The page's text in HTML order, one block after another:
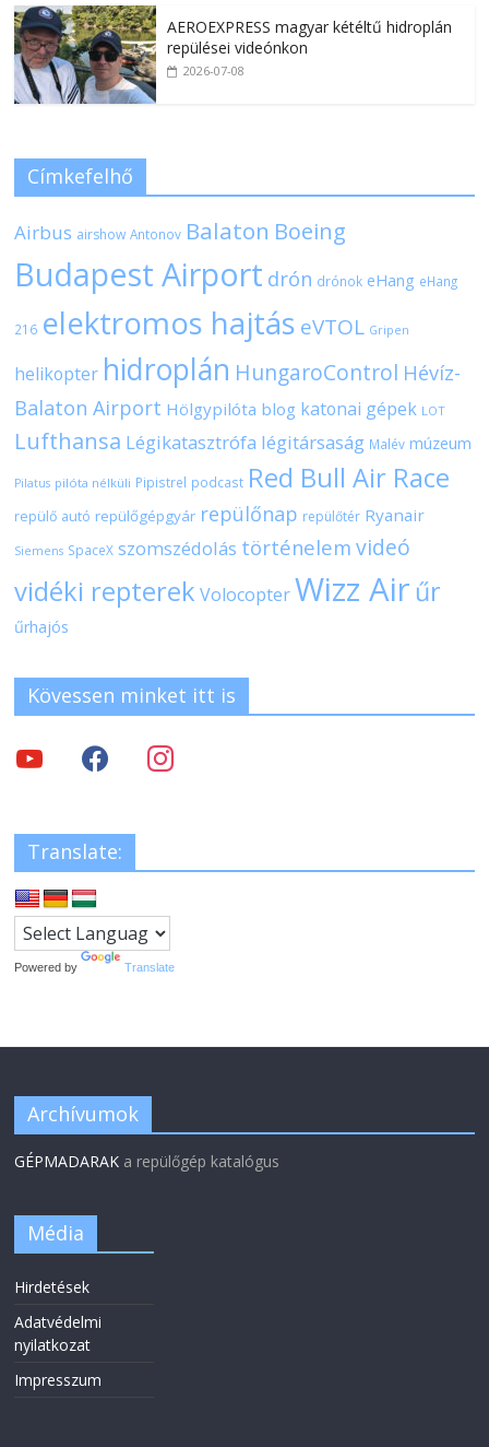
AEROEXPRESS magyar kétéltű hidroplán
repülései videónkon
2026-07-08
Címkefelhő
Airbus airshow Antonov Balaton Boeing
Budapest Airport drón drónok eHang eHang
216 elektromos hajtás eVTOL Gripen
helikopter hidroplán HungaroControl Hévíz-
Balaton Airport Hölgypilóta blog katonai gépek LOT
Lufthansa Légikatasztrófa légitársaság Malév múzeum
Pilatus pilóta nélküli Pipistrel podcast Red Bull Air Race
repülő autó repülőgépgyár repülőnap repülőtér Ryanair
Siemens SpaceX szomszédolás történelem videó
vidéki repterek Volocopter Wizz Air űr
űrhajós
Kövessen minket itt is
Translate:
Powered by Translate
Archívumok
GÉPMADARAK a repülőgép katalógus
Média
Hirdetések
Adatvédelmi
nyilatkozat
Impresszum